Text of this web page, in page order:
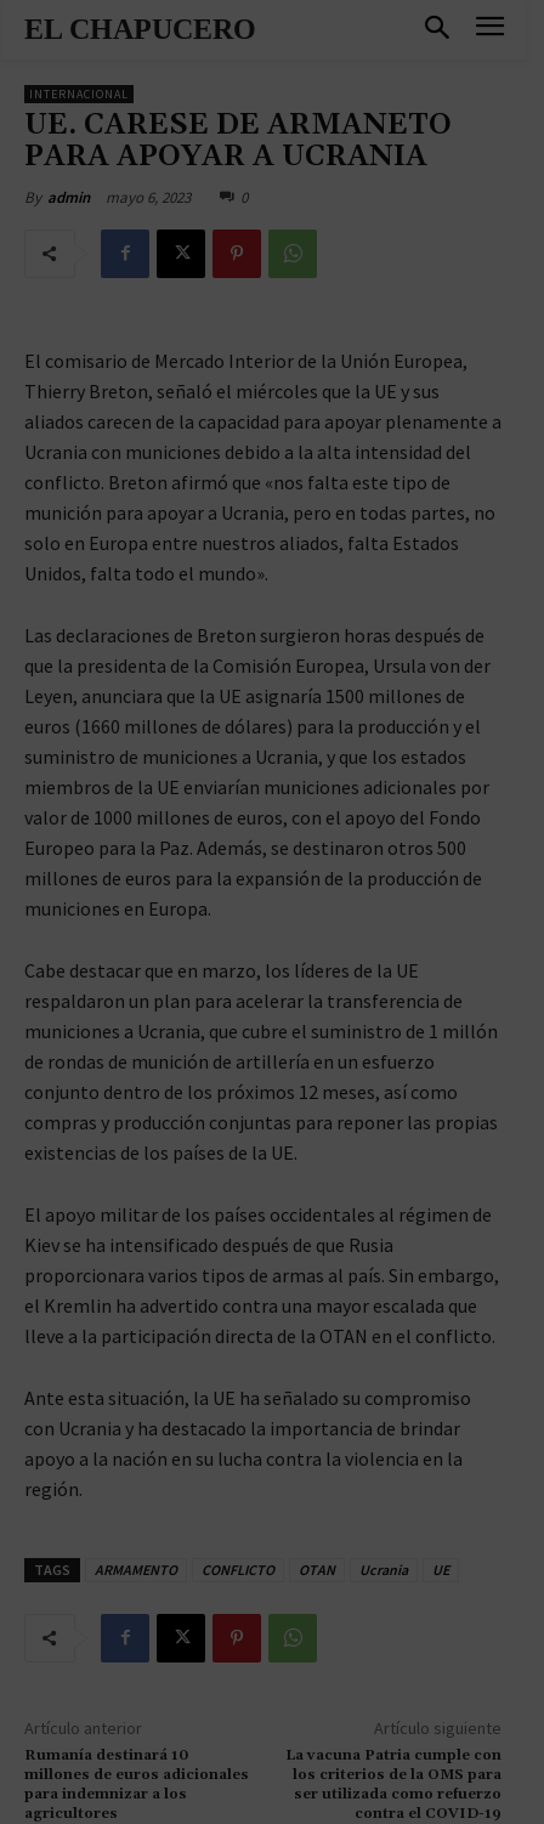
EL CHAPUCERO
INTERNACIONAL
UE. CARESE DE ARMANETO
PARA APOYAR A UCRANIA
By admin mayo 6, 2023 0
El comisario de Mercado Interior de la Unión Europea,
Thierry Breton, señaló el miércoles que la UE y sus
aliados carecen de la capacidad para apoyar plenamente a
Ucrania con municiones debido a la alta intensidad del
conflicto. Breton afirmó que «nos falta este tipo de
munición para apoyar a Ucrania, pero en todas partes, no
solo en Europa entre nuestros aliados, falta Estados
Unidos, falta todo el mundo».
Las declaraciones de Breton surgieron horas después de
que la presidenta de la Comisión Europea, Ursula von der
Leyen, anunciara que la UE asignaría 1500 millones de
euros (1660 millones de dólares) para la producción y el
suministro de municiones a Ucrania, y que los estados
miembros de la UE enviarían municiones adicionales por
valor de 1000 millones de euros, con el apoyo del Fondo
Europeo para la Paz. Además, se destinaron otros 500
millones de euros para la expansión de la producción de
municiones en Europa.
Cabe destacar que en marzo, los líderes de la UE
respaldaron un plan para acelerar la transferencia de
municiones a Ucrania, que cubre el suministro de 1 millón
de rondas de munición de artillería en un esfuerzo
conjunto dentro de los próximos 12 meses, así como
compras y producción conjuntas para reponer las propias
existencias de los países de la UE.
El apoyo militar de los países occidentales al régimen de
Kiev se ha intensificado después de que Rusia
proporcionara varios tipos de armas al país. Sin embargo,
el Kremlin ha advertido contra una mayor escalada que
lleve a la participación directa de la OTAN en el conflicto.
Ante esta situación, la UE ha señalado su compromiso
con Ucrania y ha destacado la importancia de brindar
apoyo a la nación en su lucha contra la violencia en la
región.
TAGS ARMAMENTO CONFLICTO OTAN Ucrania UE
Artículo anterior
Rumanía destinará 10
millones de euros adicionales
para indemnizar a los
agricultores
Artículo siguiente
La vacuna Patria cumple con
los criterios de la OMS para
ser utilizada como refuerzo
contra el COVID-19